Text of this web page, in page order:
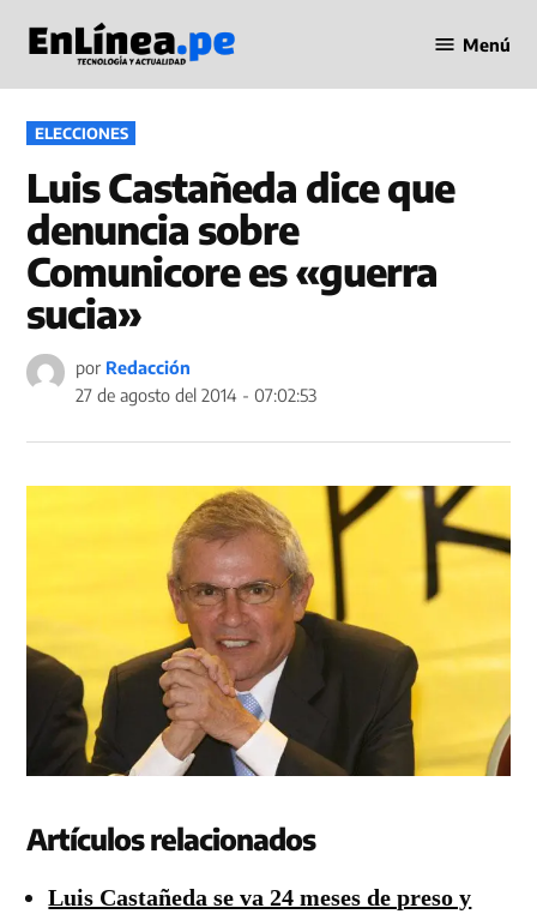
contenido
en Línea
Menú
PUBLICADO
EN
ELECCIONES
Luis Castañeda dice que
denuncia sobre
Comunicore es «guerra
sucia»
por Redacción
27 de agosto del 2014 - 07:02:53
Artículos relacionados
Luis Castañeda se va 24 meses de preso y